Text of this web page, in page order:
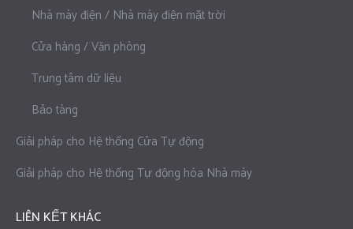
Nhà máy điện / Nhà máy điện mặt trời
Cửa hàng / Văn phòng
Trung tâm dữ liệu
Bảo tàng
Giải pháp cho Hệ thống Cửa Tự động
Giải pháp cho Hệ thống Tự động hóa Nhà máy
LIÊN KẾT KHÁC